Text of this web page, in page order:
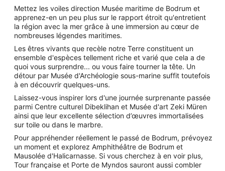
Mettez les voiles direction Musée maritime de Bodrum et
apprenez-en un peu plus sur le rapport étroit qu'entretient
la région avec la mer grâce à une immersion au cœur de
nombreuses légendes maritimes.
Les êtres vivants que recèle notre Terre constituent un
ensemble d'espèces tellement riche et varié que cela a de
quoi vous surprendre... ou vous faire tourner la tête. Un
détour par Musée d'Archéologie sous-marine suffit toutefois
à en découvrir quelques-uns.
Laissez-vous inspirer lors d'une journée surprenante passée
parmi Centre culturel Dibeklihan et Musée d'art Zeki Müren
ainsi que leur excellente sélection d’œuvres immortalisées
sur toile ou dans le marbre.
Pour appréhender réellement le passé de Bodrum, prévoyez
un moment et explorez Amphithéâtre de Bodrum et
Mausolée d'Halicarnasse. Si vous cherchez à en voir plus,
Tour française et Porte de Myndos sauront aussi combler